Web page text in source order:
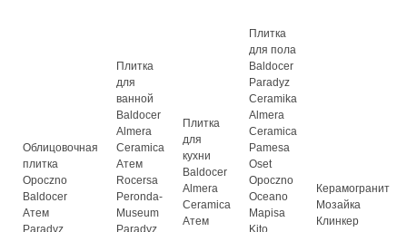
Облицовочная
плитка
Opoczno
Baldocer
Атем
Paradyz
Плитка
для
ванной
Baldocer
Almera
Ceramica
Атем
Rocersa
Peronda-
Museum
Paradyz
Плитка
для
кухни
Baldocer
Almera
Ceramica
Атем
Плитка
для пола
Baldocer
Paradyz
Ceramika
Almera
Ceramica
Pamesa
Oset
Opoczno
Oceano
Mapisa
Kito
Керамогранит
Мозайка
Клинкер